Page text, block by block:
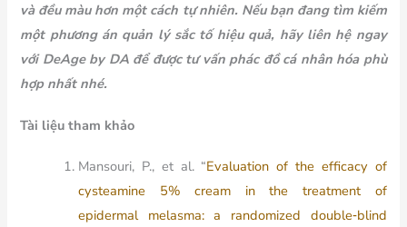
và đều màu hơn một cách tự nhiên. Nếu bạn đang tìm kiếm
một phương án quản lý sắc tố hiệu quả, hãy liên hệ ngay
với DeAge by DA để được tư vấn phác đồ cá nhân hóa phù
hợp nhất nhé.
Tài liệu tham khảo
Mansouri, P., et al. “Evaluation of the efficacy of
cysteamine 5% cream in the treatment of
epidermal melasma: a randomized double‐blind